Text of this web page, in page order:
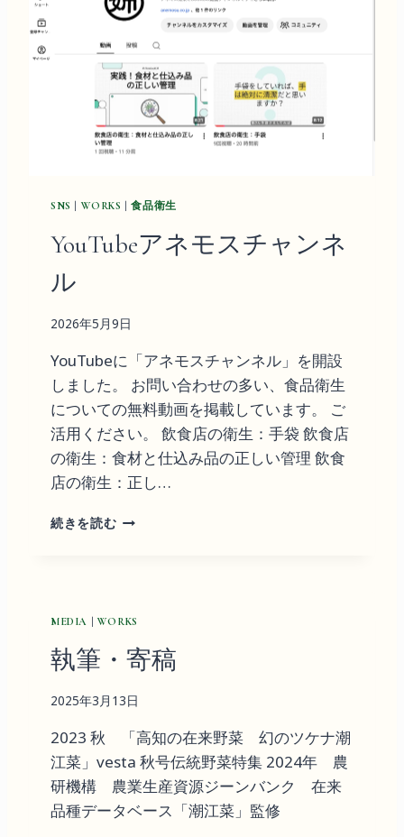
O
K
N
G
東
で
の
：
ア
ネ
百
塾
SNS WORKS |食品衛生
YouTubeアネモスチャンネ
ル
2026年5月9日
YouTubeに「アネモスチャンネル」を開設
しました。 お問い合わせの多い、食品衛生
についての無料動画を掲載しています。 ご
活用ください。 飲食店の衛生：手袋 飲食店
の衛生：食材と仕込み品の正しい管理 飲食
店の衛生：正し…
続きを読むY
ア
ス
ン
ネ
ル
MEDIA WORKS
執筆・寄稿
2025年3月13日
2023 秋 「高知の在来野菜 幻のツケナ潮
江菜」vesta 秋号伝統野菜特集 2024年 農
研機構 農業生産資源ジーンバンク 在来
品種データベース「潮江菜」監修